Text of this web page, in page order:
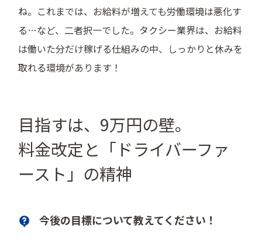
ね。これまでは、お給料が増えても労働環境は悪化す
る…など、二者択一でした。タクシー業界は、お給料
は働いた分だけ稼げる仕組みの中、しっかりと休みを
取れる環境があります！
目指すは、9万円の壁。
料金改定と「ドライバーファ
ースト」の精神
今後の目標について教えてください！